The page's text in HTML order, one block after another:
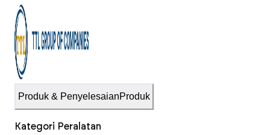
Produk & PenyelesaianProduk
Kategori Peralatan